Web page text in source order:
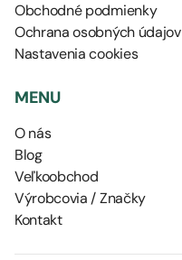
Obchodné podmienky
Ochrana osobných údajov
Nastavenia cookies
MENU
O nás
Blog
Veľkoobchod
Výrobcovia / Značky
Kontakt